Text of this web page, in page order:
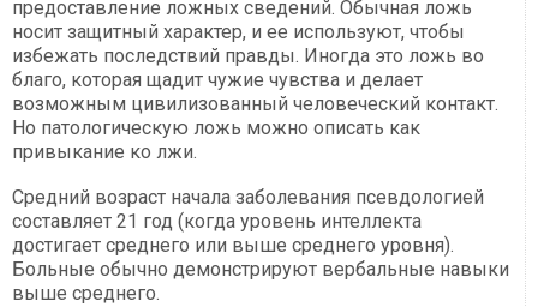
предоставление ложных сведений. Обычная ложь
носит защитный характер, и ее используют, чтобы
избежать последствий правды. Иногда это ложь во
благо, которая щадит чужие чувства и делает
возможным цивилизованный человеческий контакт.
Но патологическую ложь можно описать как
привыкание ко лжи.
Средний возраст начала заболевания псевдологией
составляет 21 год (когда уровень интеллекта
достигает среднего или выше среднего уровня).
Больные обычно демонстрируют вербальные навыки
выше среднего.